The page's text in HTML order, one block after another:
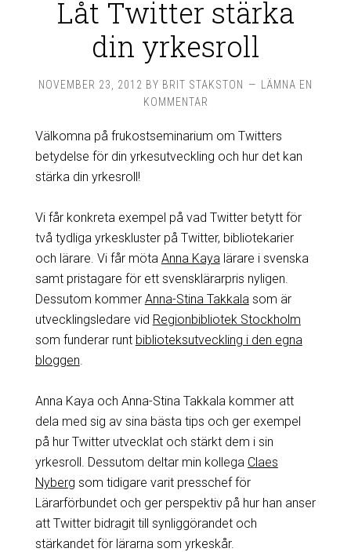
Låt Twitter stärka
din yrkesroll
NOVEMBER 23, 2012 BY BRIT STAKSTON
LÄMNA EN
KOMMENTAR
Välkomna på frukostseminarium om Twitters
betydelse för din yrkesutveckling och hur det kan
stärka din yrkesroll!
Vi får konkreta exempel på vad Twitter betytt för
två tydliga yrkeskluster på Twitter, bibliotekarier
och lärare. Vi får möta Anna Kaya lärare i svenska
samt pristagare för ett svensklärarpris nyligen.
Dessutom kommer Anna-Stina Takkala som är
utvecklingsledare vid Regionbibliotek Stockholm
som funderar runt biblioteksutveckling i den egna
bloggen
Anna Kaya och Anna-Stina Takkala kommer att
dela med sig av sina bästa tips och ger exempel
på hur Twitter utvecklat och stärkt dem i sin
yrkesroll. Dessutom deltar min kollega Claes
Nyberg som tidigare varit presschef för
Lärarförbundet och ger perspektiv på hur han anser
att Twitter bidragit till synliggörandet och
stärkandet för lärarna som yrkeskår.